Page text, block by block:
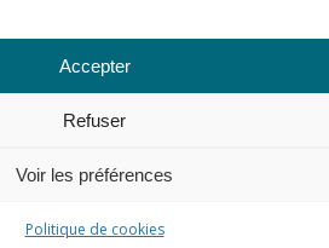
Accepter
Refuser
Voir les préférences
Politique de cookies